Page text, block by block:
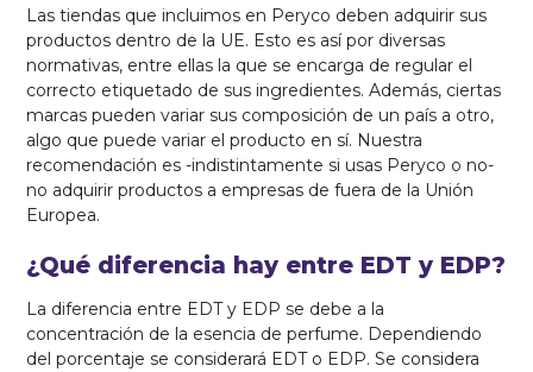
Las tiendas que incluimos en Peryco deben adquirir sus
productos dentro de la UE. Esto es así por diversas
normativas, entre ellas la que se encarga de regular el
correcto etiquetado de sus ingredientes. Además, ciertas
marcas pueden variar sus composición de un país a otro,
algo que puede variar el producto en sí. Nuestra
recomendación es -indistintamente si usas Peryco o no-
no adquirir productos a empresas de fuera de la Unión
Europea.
¿Qué diferencia hay entre EDT y EDP?
La diferencia entre EDT y EDP se debe a la
concentración de la esencia de perfume. Dependiendo
del porcentaje se considerará EDT o EDP. Se considera